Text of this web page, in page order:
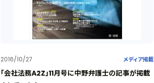
2016/10/27 メディア掲載
「会社法務A2Z」11月号に中野弁護士の記事が掲載